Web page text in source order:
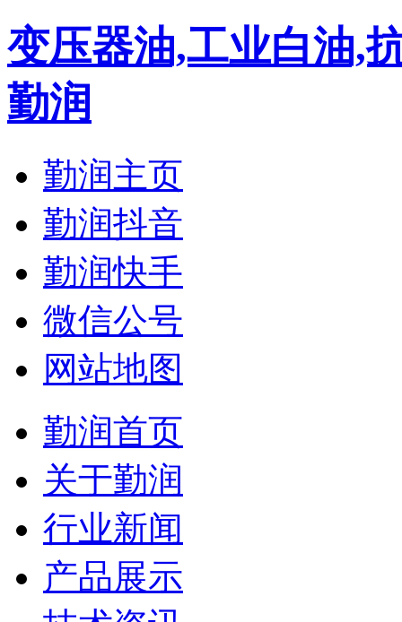
变压器油,工业白油,
勤润
勤润主页
勤润抖音
勤润快手
微信公号
网站地图
勤润首页
关于勤润
行业新闻
产品展示